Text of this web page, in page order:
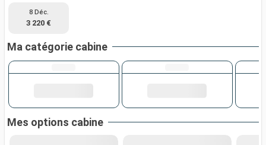
8 Déc.
3 220 €
Ma catégorie cabine
Mes options cabine